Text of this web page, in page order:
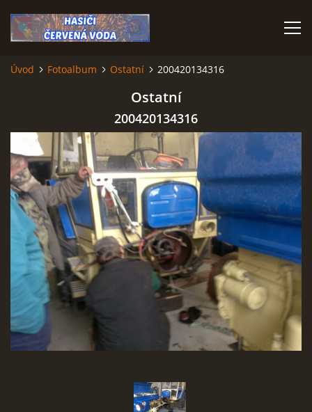
VÝJEZDOVÁ JEDNOTKA
VÝJEZDY V ROCE 2026
KONTAKTY
MLADÍ HASIČI
HISTORIE SBORU
SBĚR VYSLOUŽILÉHO ELEKTROZAŘÍZENÍ
RADY V NOUZI, DŮLEŽITÉ TEL. ČÍSLA
Úvod Fotoalbum Ostatní 200420134316
Ostatní
200420134316